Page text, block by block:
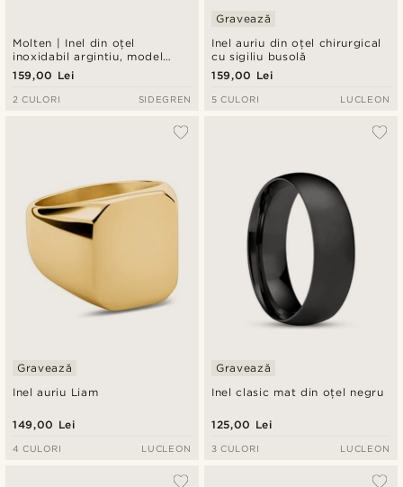
Molten | Inel din oțel
inoxidabil argintiu, model
ondulat, 6 mm
159,00 Lei
2 CULORI SIDEGREN
Inel auriu din oțel chirurgical
cu sigiliu busolă
Gravează
159,00 Lei
5 CULORI LUCLEON
Inel auriu Liam
Gravează
149,00 Lei
4 CULORI LUCLEON
Inel clasic mat din oțel negru
Gravează
125,00 Lei
3 CULORI LUCLEON